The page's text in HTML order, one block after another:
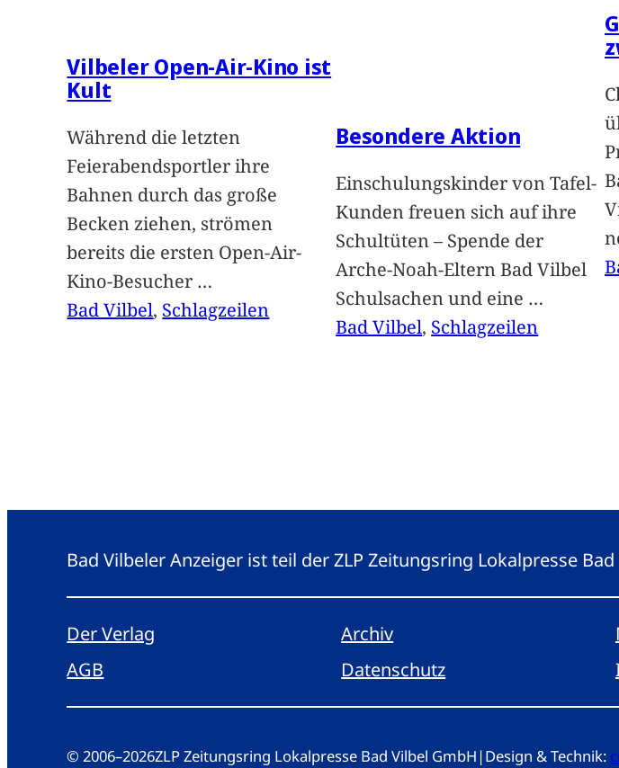
Vilbeler Open-Air-Kino ist
Kult
Während die letzten
Feierabendsportler ihre
Bahnen durch das große
Becken ziehen, strömen
bereits die ersten Open-Air-
Kino-Besucher …
Bad Vilbel, Schlagzeilen
Besondere Aktion
Einschulungskinder von Tafel-
Kunden freuen sich auf ihre
Schultüten – Spende der
Arche-Noah-Eltern Bad Vilbel
Schulsachen und eine …
Bad Vilbel, Schlagzeilen
Bad Vilbeler Anzeiger ist teil der ZLP Zeitungsring Lokalpresse
Der Verlag Archiv
AGB
Datenschutz
© 2006–2026ZLP Zeitungsring Lokalpresse Bad Vilbel GmbH |Design & Technik: